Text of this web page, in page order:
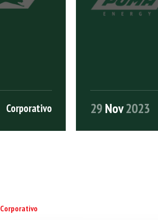
Corporativo 29 Nov2023
Corporativo